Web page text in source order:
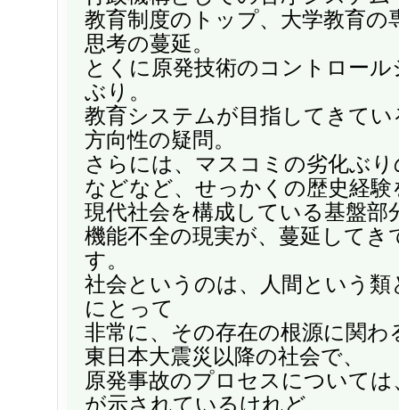
教育制度のトップ、大学教育の
思考の蔓延。
とくに原発技術のコントロー
ぶり。
教育システムが目指してきてい
方向性の疑問。
さらには、マスコミの劣化ぶり
などなど、せっかくの歴史経
現代社会を構成している基盤部
機能不全の現実が、蔓延してき
す。
社会というのは、人間という類
にとって
非常に、その存在の根源に関わ
東日本大震災以降の社会で、
原発事故のプロセスについて
が示されているけれど、